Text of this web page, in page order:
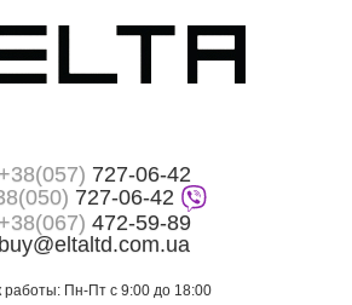
+38(057) 727-06-42
727-06-42
+38(067) 472-59-89
buy@eltaltd.com.ua
работы: Пн-Пт с 9:00 до 18:00